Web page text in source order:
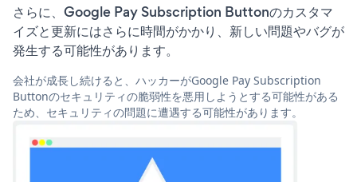
さらに、Google Pay Subscription Buttonのカスタマ
イズと更新にはさらに時間がかかり、新しい問題やバグが
発生する可能性があります。
会社が成長し続けると、ハッカーがGoogle Pay Subscription
Buttonのセキュリティの脆弱性を悪用しようとする可能性がある
ため、セキュリティの問題に遭遇する可能性があります。